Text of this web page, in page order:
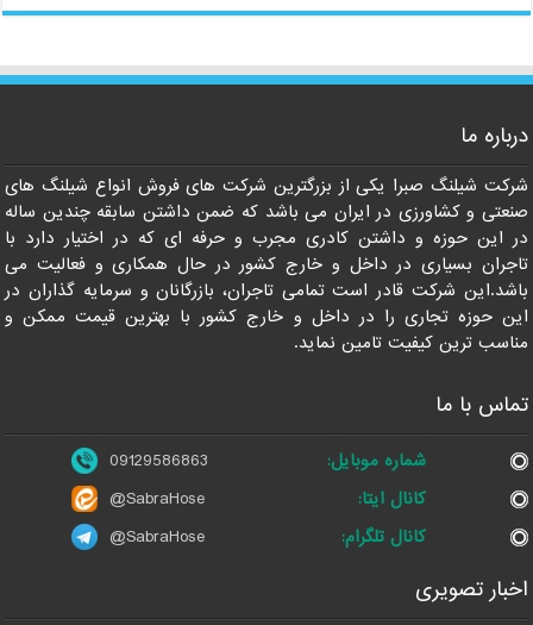
درباره ما
شرکت شیلنگ صبرا یکی از بزرگترین شرکت های فروش انواع شیلنگ های
صنعتی و کشاورزی در ایران می باشد که ضمن داشتن سابقه چندین ساله
در این حوزه و داشتن کادری مجرب و حرفه ای که در اختیار دارد با
تاجران بسیاری در داخل و خارج کشور در حال همکاری و فعالیت می
باشد.این شرکت قادر است تمامی تاجران، بازرگانان و سرمایه گذاران در
این حوزه تجاری را در داخل و خارج کشور با بهترین قیمت ممکن و
مناسب ترین کیفیت تامین نماید.
تماس با ما
شماره موبایل:
09129586863
کانال ایتا:
@SabraHose
کانال تلگرام:
@SabraHose
اخبار تصویری
09129586863